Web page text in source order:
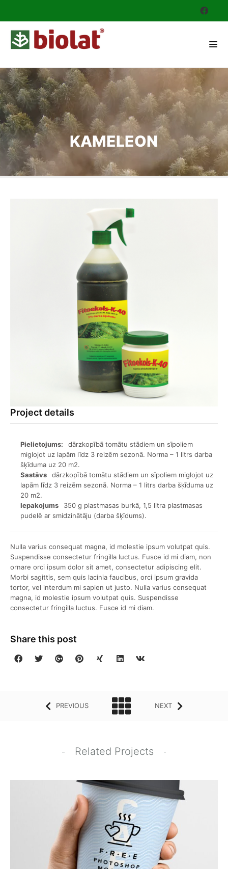
KAMELEON
Project details
Pielietojums:
dārzkopībā tomātu stādiem un sīpoliem
miglojot uz lapām līdz 3 reizēm sezonā. Norma – 1 litrs darba
šķīduma uz 20 m2.
Sastāvs
dārzkopībā tomātu stādiem un sīpoliem miglojot uz
lapām līdz 3 reizēm sezonā. Norma – 1 litrs darba šķīduma uz
20 m2.
Iepakojums
350 g plastmasas burkā, 1,5 litra plastmasas
pudelē ar smidzinātāju (darba šķīdums).
Nulla varius consequat magna, id molestie ipsum volutpat quis.
Suspendisse consectetur fringilla luctus. Fusce id mi diam, non
ornare orci ipsum dolor sit amet, consectetur adipiscing elit.
Morbi sagittis, sem quis lacinia faucibus, orci ipsum gravida
tortor, vel interdum mi sapien ut justo. Nulla varius consequat
magna, id molestie ipsum volutpat quis. Suspendisse
consectetur fringilla luctus. Fusce id mi diam.
Share this post
PREVIOUS NEXT
Related Projects